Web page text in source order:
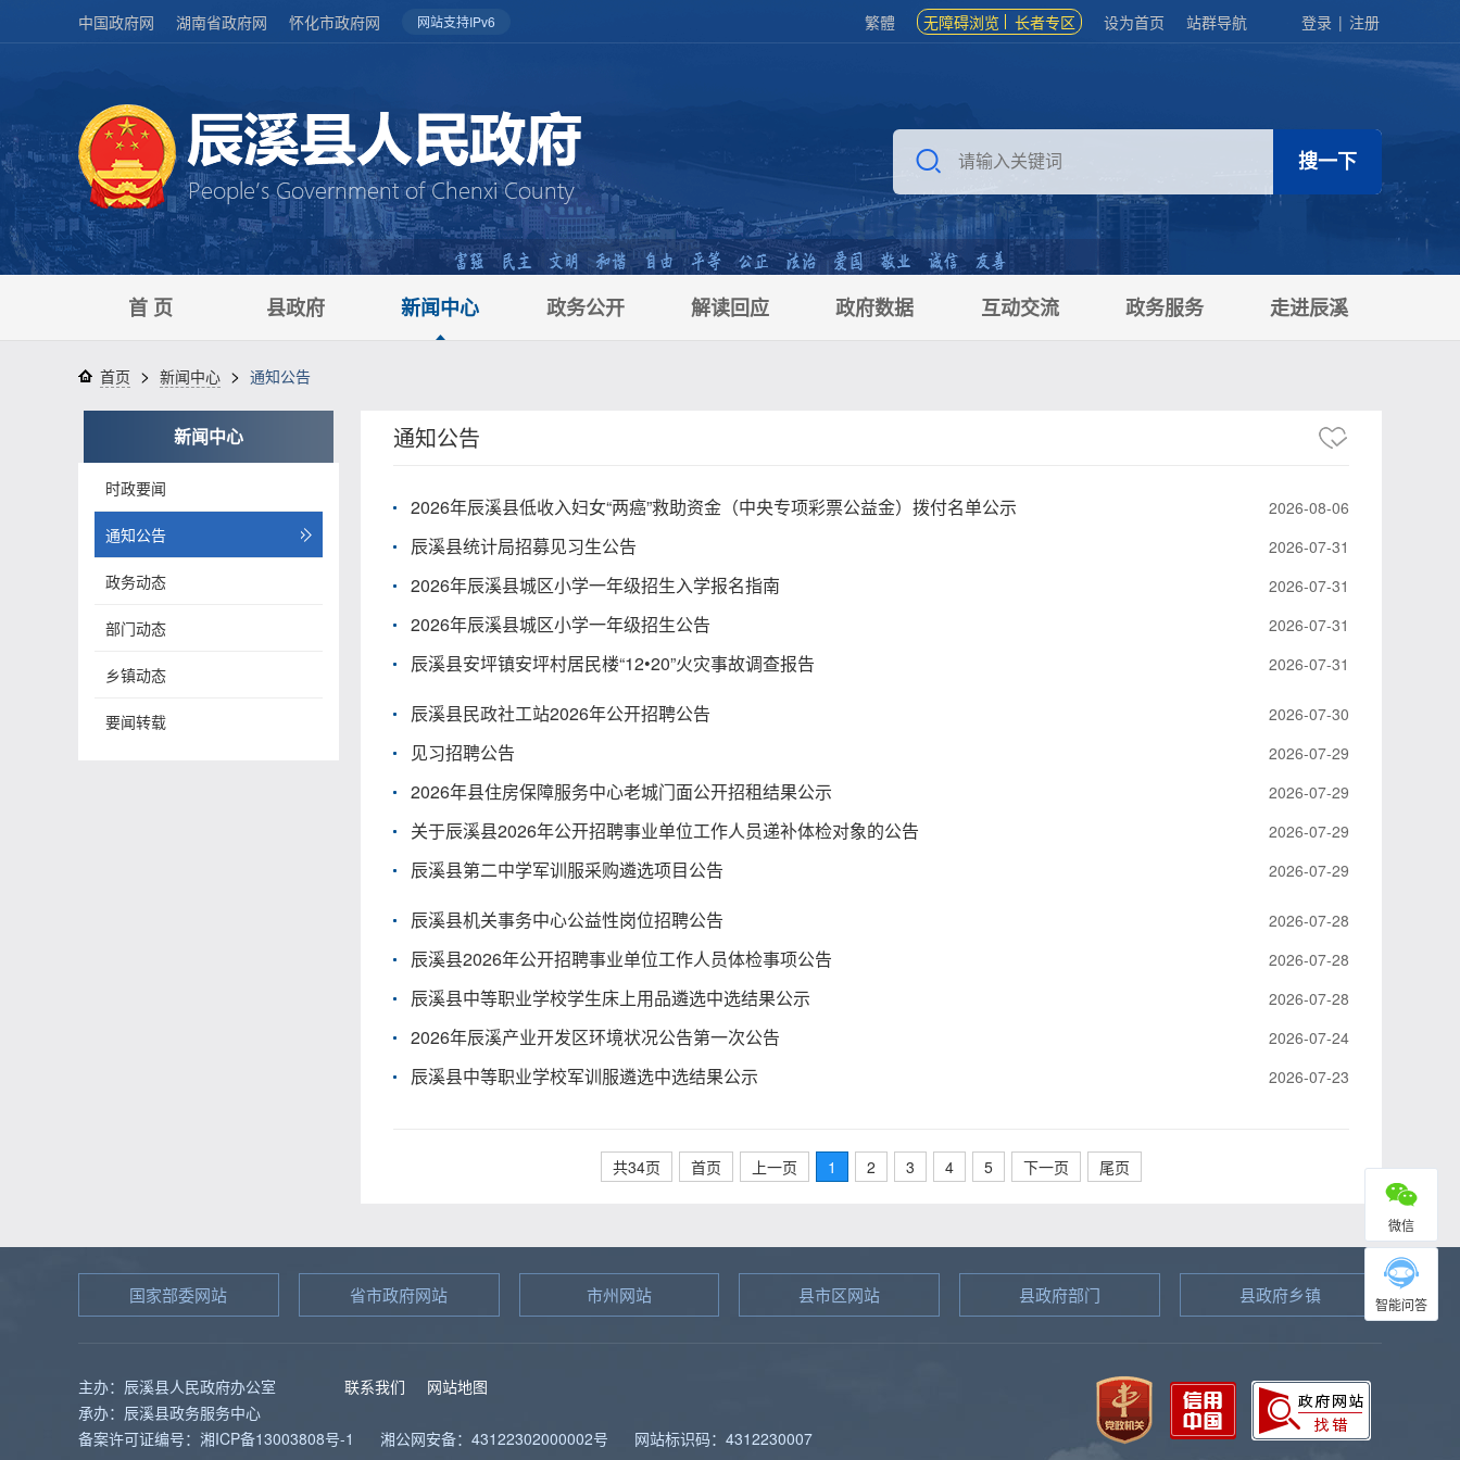
中国政府网 湖南省政府网 怀化市政府网 网站支持IPv6 繁體 无障碍浏览 长者专区 设为首页 站群导航 登录 | 注册
首 页 县政府 新闻中心 政务公开 解读回应 政府数据 互动交流 政务服务 走进辰溪
首页 > 新闻中心 > 通知公告
新闻中心
时政要闻
通知公告
政务动态
部门动态
乡镇动态
要闻转载
通知公告
2026年辰溪县低收入妇女“两癌”救助资金（中央专项彩票公益金）拨付名单公示 2026-08-06
辰溪县统计局招募见习生公告 2026-07-31
2026年辰溪县城区小学一年级招生入学报名指南 2026-07-31
2026年辰溪县城区小学一年级招生公告 2026-07-31
辰溪县安坪镇安坪村居民楼“12•20”火灾事故调查报告 2026-07-31
辰溪县民政社工站2026年公开招聘公告 2026-07-30
见习招聘公告 2026-07-29
2026年县住房保障服务中心老城门面公开招租结果公示 2026-07-29
关于辰溪县2026年公开招聘事业单位工作人员递补体检对象的公告 2026-07-29
辰溪县第二中学军训服采购遴选项目公告 2026-07-29
辰溪县机关事务中心公益性岗位招聘公告 2026-07-28
辰溪县2026年公开招聘事业单位工作人员体检事项公告 2026-07-28
辰溪县中等职业学校学生床上用品遴选中选结果公示 2026-07-28
2026年辰溪产业开发区环境状况公告第一次公告 2026-07-24
辰溪县中等职业学校军训服遴选中选结果公示 2026-07-23
共34页 首页 上一页 1 2 3 4 5 下一页 尾页
微信
智能问答
国家部委网站 省市政府网站 市州网站 县市区网站 县政府部门 县政府乡镇
主办：辰溪县人民政府办公室
承办：辰溪县政务服务中心
备案许可证编号：湘ICP备13003808号-1
湘公网安备：43122302000002号 网站标识码：4312230007
联系我们 网站地图